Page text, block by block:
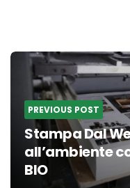
Post
navigation
PREVIOUS POST
Stampa Dal
all’ambiente
BIO